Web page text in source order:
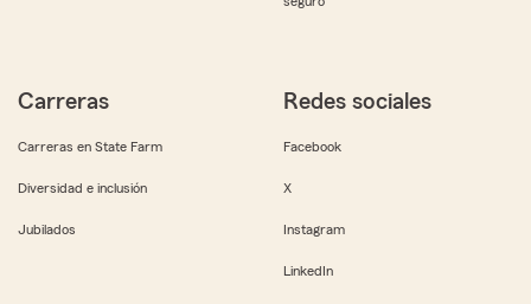
Carreras
Carreras en State Farm
Diversidad e inclusión
Jubilados
Redes sociales
Facebook
X
Instagram
LinkedIn